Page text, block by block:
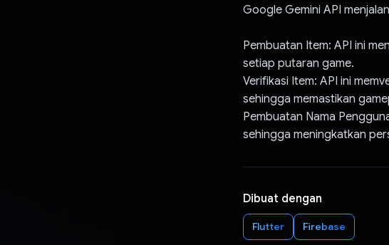
Google Gemini API
Pembuatan Item: API ini
setiap putaran game.
Verifikasi Item: API ini
sehingga memastikan
Pembuatan Nama
sehingga meningkatkan
Dibuat dengan
Flutter Firebase